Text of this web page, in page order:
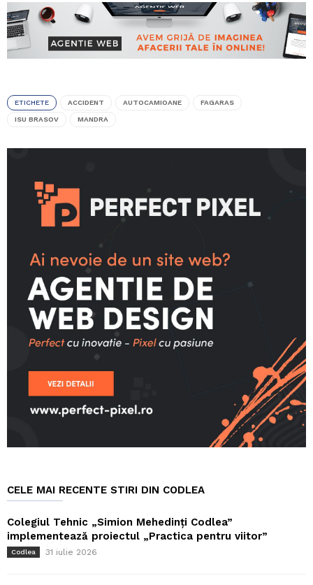
ETICHETE ACCIDENT AUTOCAMIOANE FAGARAS
ISU BRASOV MANDRA
CELE MAI RECENTE STIRI DIN CODLEA
Colegiul Tehnic „Simion Mehedinți Codlea”
implementează proiectul „Practica pentru viitor”
Codlea 31 iulie 2026